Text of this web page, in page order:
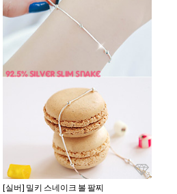
[실버] 밀키 스네이크 볼 팔찌